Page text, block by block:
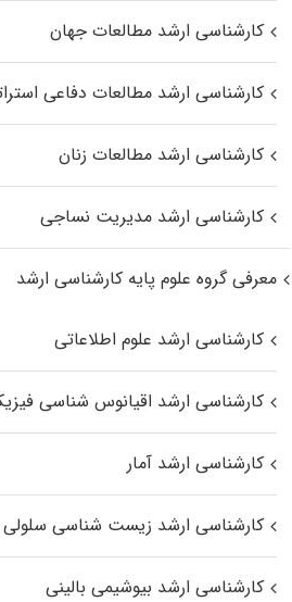
کارشناسی ارشد مطالعات جهان
کارشناسی ارشد مطالعات دفاعی
کارشناسی ارشد مطالعات زنان
کارشناسی ارشد مدیریت نساجی
معرفی گروه علوم پایه کارشناسی ارشد
کارشناسی ارشد علوم اطلاعاتی
کارشناسی ارشد اقیانوس‌ شناسی
کارشناسی ارشد آمار
کارشناسی ارشد زیست شناسی سلولی
کارشناسی ارشد بیوشیمی بالینی